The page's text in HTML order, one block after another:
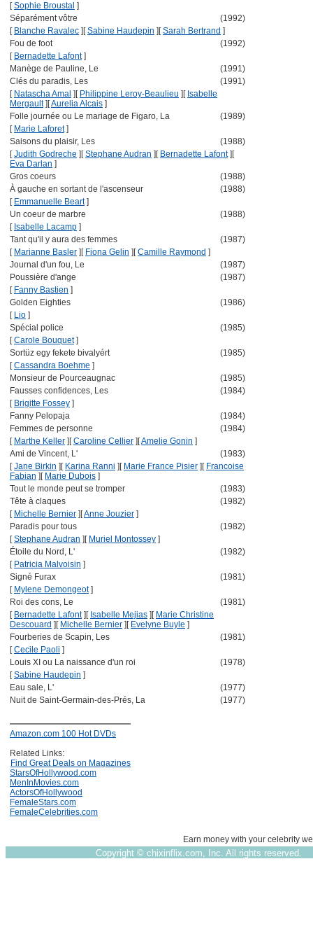
[Sophie Broustal ]
Séparément vôtre
(1992)
[ Blanche Ravalec ] [Sabine Haudepin ] [Sarah Bertrand ]
Fou de foot
(1992)
[ Bernadette Lafont]
Manège de Pauline, Le
(1991)
Clés du paradis, Les
(1991)
[ Natascha Amal ] [ Philippine Leroy-Beaulieu ] [ Isabelle
Mergault] [Aurelia Alcais ]
Folle journée ou Le mariage de Figaro, La
(1989)
[ Marie Laforet]
Saisons du plaisir, Les
(1988)
[Judith Godreche ] [Stephane Audran ] [ Bernadette Lafont] [
Eva Darlan ]
Gros coeurs
(1988)
À gauche en sortant de l'ascenseur
(1988)
[ Emmanuelle Beart]
Un coeur de marbre
(1988)
[ Isabelle Lacamp ]
Tant qu'il y aura des femmes
(1987)
[ Marianne Basler ] [ Fiona Gelin ] [Camille Raymond ]
Journal d'un fou, Le
(1987)
Poussière d'ange
(1987)
[ Fanny Bastien ]
Golden Eighties
(1986)
[ Lio ]
Spécial police
(1985)
[Carole Bouquet]
Sortüz egy fekete bivalyért
(1985)
[Cassandra Boehme ]
Monsieur de Pourceaugnac
(1985)
Fausses confidences, Les
(1984)
[ Brigitte Fossey ]
Fanny Pelopaja
(1984)
Femmes de personne
(1984)
[ Marthe Keller ] [Caroline Cellier ] [Amelie Gonin ]
Ami de Vincent, L'
(1983)
[Jane Birkin ] [ Karina Ranni ] [ Marie France Pisier ] [ Francoise
Fabian ] [ Marie Dubois ]
Tout le monde peut se tromper
(1983)
Tête à claques
(1982)
[ Michelle Bernier ] [Anne Jouzier ]
Paradis pour tous
(1982)
[Stephane Audran ] [ Muriel Montossey ]
Étoile du Nord, L'
(1982)
[ Patricia Malvoisin ]
Signé Furax
(1981)
[ Mylene Demongeot]
Roi des cons, Le
(1981)
[ Bernadette Lafont] [ Isabelle Mejias ] [ Marie Christine
Descouard ] [ Michelle Bernier ] [ Evelyne Buyle ]
Fourberies de Scapin, Les
(1981)
[Cecile Paoli ]
Louis XI ou La naissance d'un roi
(1978)
[Sabine Haudepin ]
Eau sale, L'
(1977)
Nuit de Saint-Germain-des-Prés, La
(1977)
Amazon.com 100 Hot DVDs
Related Links:
Find Great Deals on Magazines
StarsOfHollywood.com
MenInMovies.com
ActorsOfHollywood
FemaleStars.com
FemaleCelebrities.com
Earn money with your celebrity
Copyright © chixinflix.com, Inc. All rights reserved.